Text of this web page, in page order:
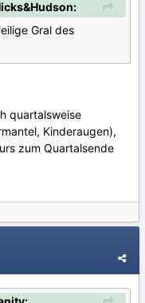
Gral des
quartalsweise
Kinderaugen),
zum Quartalsende